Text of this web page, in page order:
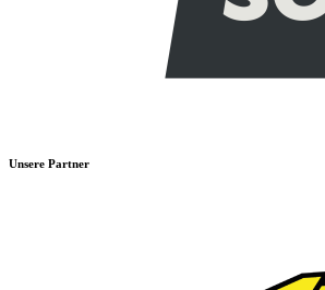
Unsere Partner